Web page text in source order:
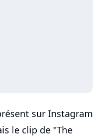
sur Instagram
le clip de "The